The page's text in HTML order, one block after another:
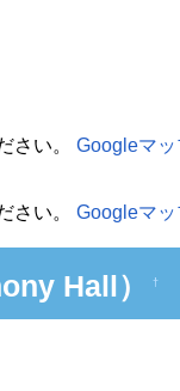
さい。 Googleマッ
さい。 Googleマッ
Hall） †